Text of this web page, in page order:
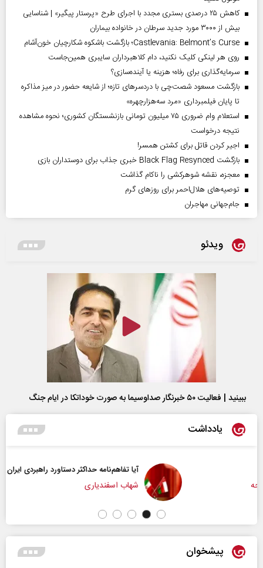
کاهش ۲۵ درصدی بستری مجدد با اجرای طرح «پرستار پیگیر» | شناسایی
بیش از ۳۰۰۰ مورد جدید سرطان در خانواده بیماران
Castlevania: Belmont’s Curse؛ بازگشت باشکوه شکارچیان خون‌آشام
روی هر لینکی کلیک نکنید، دام کلاهبرداران سایبری همین‌جاست
سرمایه‌گذاری برای رفاه؛ هزینه یا آینده‌سازی؟
بازگشت مسعود شصت‌چی با دردسر‌های تازه؛ از شایعه حضور در میز مذاکره
تا پایان فیلمبرداری «مرد سه‌هزارچهره»
استعلام وام ضروری ۷۵ میلیون تومانی بازنشستگان کشوری؛ نحوه مشاهده
نتیجه درخواست
اجیر کردن قاتل برای کشتن همسر!
بازگشت Black Flag Resynced خبری جذاب برای دوستداران بازی
معجزه، نقشه شوهرکشی را ناکام گذاشت
توصیه‌های هلال‌احمر برای روز‌های گرم
جام‌جهانی مهاجران
ویدئو
ببینید | فعالیت ۵۰ خبرنگار صداوسیما به صورت خوداتکا در ایام جنگ
یادداشت
آیا تفاهم‌نامه حداکثر دستاورد راهبردی ایران بود؟
شهاب اسفندیاری
پیشخوان